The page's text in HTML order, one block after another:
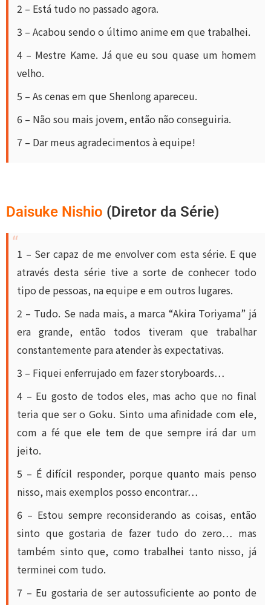
2 – Está tudo no passado agora.
3 – Acabou sendo o último anime em que trabalhei.
4 – Mestre Kame. Já que eu sou quase um homem
velho.
5 – As cenas em que Shenlong apareceu.
6 – Não sou mais jovem, então não conseguiria.
7 – Dar meus agradecimentos à equipe!
Daisuke Nishio (Diretor da Série)
1 – Ser capaz de me envolver com esta série. E que
através desta série tive a sorte de conhecer todo
tipo de pessoas, na equipe e em outros lugares.
2 – Tudo. Se nada mais, a marca “Akira Toriyama” já
era grande, então todos tiveram que trabalhar
constantemente para atender às expectativas.
3 – Fiquei enferrujado em fazer storyboards…
4 – Eu gosto de todos eles, mas acho que no final
teria que ser o Goku. Sinto uma afinidade com ele,
com a fé que ele tem de que sempre irá dar um
jeito.
5 – É difícil responder, porque quanto mais penso
nisso, mais exemplos posso encontrar…
6 – Estou sempre reconsiderando as coisas, então
sinto que gostaria de fazer tudo do zero… mas
também sinto que, como trabalhei tanto nisso, já
terminei com tudo.
7 – Eu gostaria de ser autossuficiente ao ponto de